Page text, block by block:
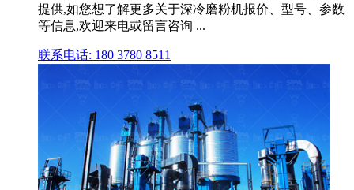
提供,如您想了解更多关于深冷磨粉机报价、型号、参数
等信息,欢迎来电或留言咨询 ...
联系电话: 180 3780 8511